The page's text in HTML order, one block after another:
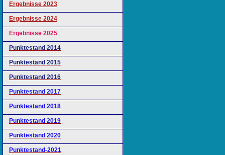
Ergebnisse 2023
Ergebnisse 2024
Ergebnisse 2025
Punktestand 2014
Punktestand 2015
Punktestand 2016
Punktestand 2017
Punktestand 2018
Punktestand 2019
Punktestand 2020
Punktestand-2021